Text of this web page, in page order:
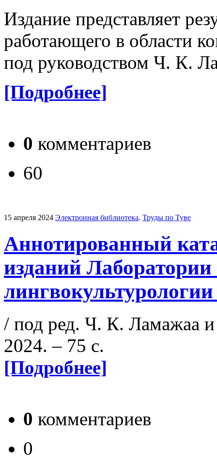
Издание представляет
работающего в области
под руководством Ч. К.
[Подробнее]
0 комментариев
60
15 апреля 2024 Электронная библиотека. Труды по Туве
Аннотированный
изданий
/ под ред. Ч. К. Ламажаа
2024. – 75 с.
[Подробнее]
0 комментариев
0